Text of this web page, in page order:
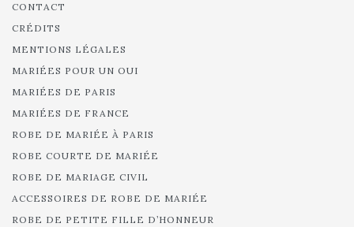
CONTACT
CRÉDITS
MENTIONS LÉGALES
MARIÉES POUR UN OUI
MARIÉES DE PARIS
MARIÉES DE FRANCE
ROBE DE MARIÉE À PARIS
ROBE COURTE DE MARIÉE
ROBE DE MARIAGE CIVIL
ACCESSOIRES DE ROBE DE MARIÉE
ROBE DE PETITE FILLE D’HONNEUR